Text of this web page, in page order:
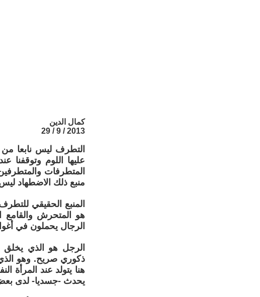
كمال الدين
2013 / 9 / 29
التطرف ليس نابعا من
عليها اللوم
المتطرفات
منبع ذلك الاضطهاد
المنبع الحقيقي
هو المتحرش والقامع
الرجال يحملون في
الرجل هو الذي يخلق
ذكوري صريح. وهو الذي
هنا يتولد عند المرأة
يحدث -جسديا- لدى